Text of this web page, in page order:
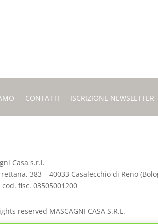
CONTATTI ISCRIZIONE NEWSLETTER
Casa s.r.l.
383 – 40033 Casalecchio di Reno
cod. fisc. 03505001200
reserved MASCAGNI CASA S.R.L.